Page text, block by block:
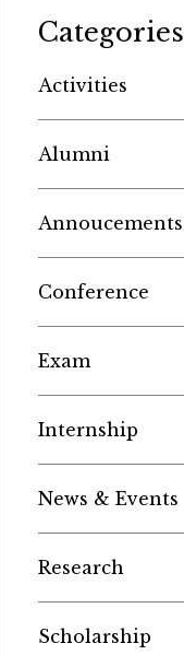
Categories
Activities
Alumni
Annoucements
Conference
Exam
Internship
News & Events
Research
Scholarship